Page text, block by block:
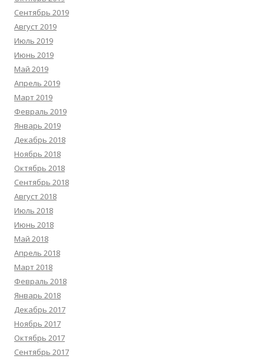
Сентябрь 2019
Август 2019
Июль 2019
Июнь 2019
Май 2019
Апрель 2019
Март 2019
Февраль 2019
Январь 2019
Декабрь 2018
Ноябрь 2018
Октябрь 2018
Сентябрь 2018
Август 2018
Июль 2018
Июнь 2018
Май 2018
Апрель 2018
Март 2018
Февраль 2018
Январь 2018
Декабрь 2017
Ноябрь 2017
Октябрь 2017
Сентябрь 2017